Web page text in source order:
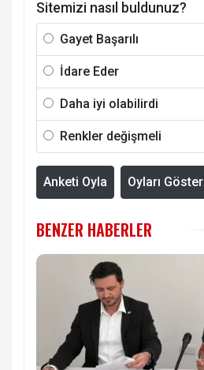
Sitemizi nasıl buldunuz?
Gayet Başarılı
İdare Eder
Daha iyi olabilirdi
Renkler değişmeli
Anketi Oyla Oyları Göster
BENZER HABERLER